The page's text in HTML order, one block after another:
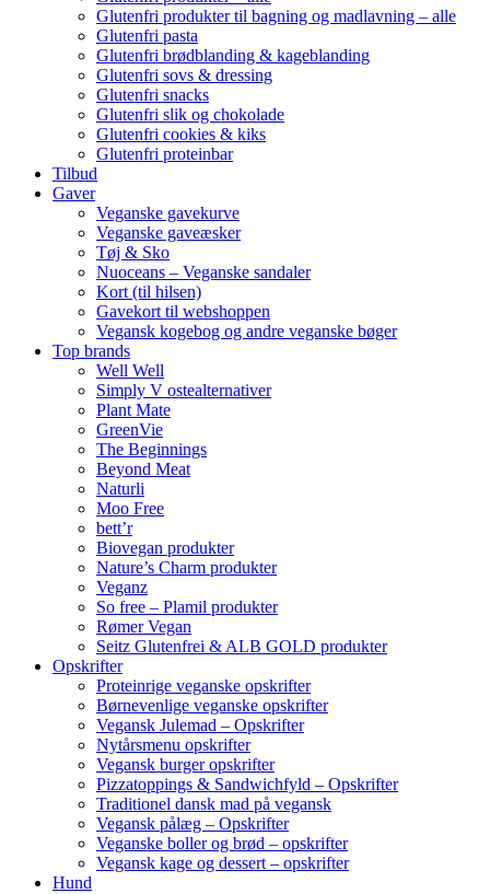
Glutenfri produkter til bagning og madlavning – alle
Glutenfri pasta
Glutenfri brødblanding & kageblanding
Glutenfri sovs & dressing
Glutenfri snacks
Glutenfri slik og chokolade
Glutenfri cookies & kiks
Glutenfri proteinbar
Tilbud
Gaver
Veganske gavekurve
Veganske gaveæsker
Tøj & Sko
Nuoceans – Veganske sandaler
Kort (til hilsen)
Gavekort til webshoppen
Vegansk kogebog og andre veganske bøger
Top brands
Well Well
Simply V ostealternativer
Plant Mate
GreenVie
The Beginnings
Beyond Meat
Naturli
Moo Free
bett’r
Biovegan produkter
Nature’s Charm produkter
Veganz
So free – Plamil produkter
Rømer Vegan
Seitz Glutenfrei & ALB GOLD produkter
Opskrifter
Proteinrige veganske opskrifter
Børnevenlige veganske opskrifter
Vegansk Julemad – Opskrifter
Nytårsmenu opskrifter
Vegansk burger opskrifter
Pizzatoppings & Sandwichfyld – Opskrifter
Traditionel dansk mad på vegansk
Vegansk pålæg – Opskrifter
Veganske boller og brød – opskrifter
Vegansk kage og dessert – opskrifter
Hund